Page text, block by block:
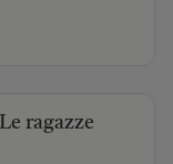
ragazze